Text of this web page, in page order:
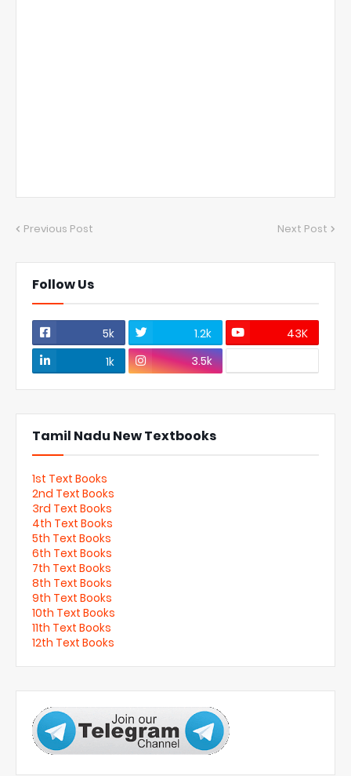
Previous Post Next Post
Follow Us
5k 1.2k
43K
1k
3.5k
Tamil Nadu New Textbooks
1st Text Books
2nd Text Books
3rd Text Books
4th Text Books
5th Text Books
6th Text Books
7th Text Books
8th Text Books
9th Text Books
10th Text Books
11th Text Books
12th Text Books